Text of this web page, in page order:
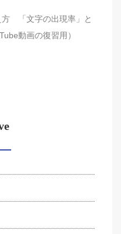
方 「文字の出現率」と
動画の復習用）